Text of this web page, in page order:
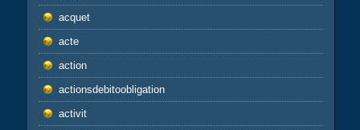
acquet
acte
action
actionsdebitoobligation
activit